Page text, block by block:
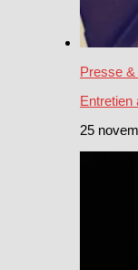
Presse
Entretien
25